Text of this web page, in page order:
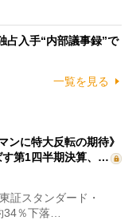
占入手“内部議事録”で
一覧を見る
ンに特大反転の期待》
す第1四半期決算、…
証スタンダード・
％下落…